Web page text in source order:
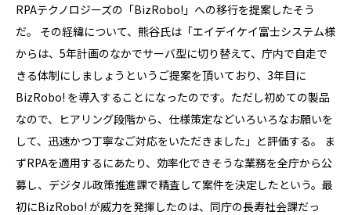
RPAテクノロジーズの「BizRobo!」への移行を提案したそう
だ。 その経緯について、熊谷氏は「エイデイケイ富士システム様
からは、5年計画のなかでサーバ型に切り替えて、庁内で自走で
きる体制にしましょうというご提案を頂いており、3年目に
BizRobo! を導入することになったのです。ただし初めての製品
なので、ヒアリング段階から、仕様策定などいろいろなお願いを
して、迅速かつ丁寧なご対応をいただきました」と評価する。 ま
ずRPAを適用するにあたり、効率化できそうな業務を全庁から公
募し、デジタル政策推進課で精査して案件を決定したという。最
初にBizRobo! が威力を発揮したのは、同庁の長寿社会課だっ